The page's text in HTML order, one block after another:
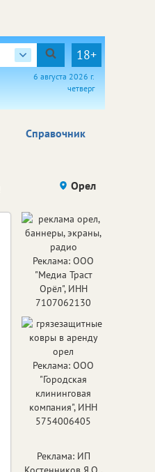
18+
6 августа 2026 г.
четверг
Справочник
Происшествия Здоровье
Орел
Реклама: ООО
"Медиа Траст
Орёл", ИНН
7107062130
Реклама: ООО
"Городская
клининговая
компания", ИНН
5754006405
Реклама: ИП